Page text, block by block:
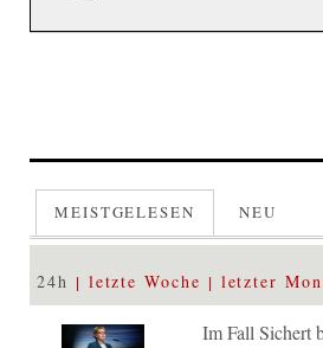
MEISTGELESEN NEU
24h letzte Woche letzter
Im Fall Sichert